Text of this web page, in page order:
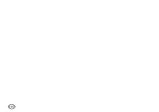
visibility